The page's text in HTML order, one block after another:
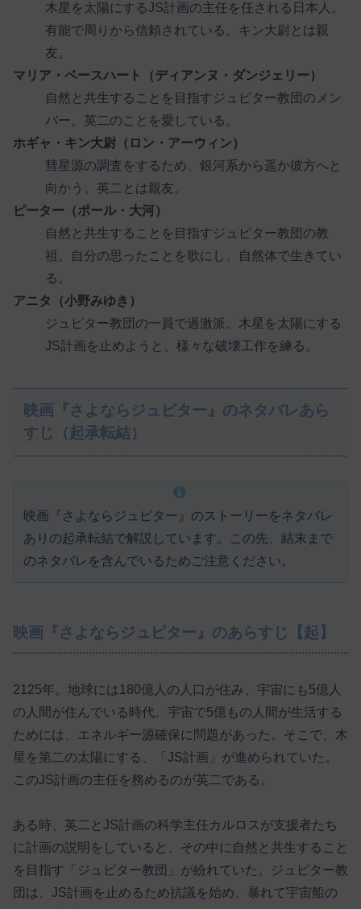
木星を太陽にするJS計画の主任を任される日本人。
有能で周りから信頼されている。キン大尉とは親
友。
マリア・ベースハート（ディアンヌ・ダンジェリー）
自然と共生することを目指すジュピター教団のメン
バー。英二のことを愛している。
ホギャ・キン大尉（ロン・アーウィン）
彗星源の調査をするため、銀河系から遥か彼方へと
向かう。英二とは親友。
ピーター（ポール・大河）
自然と共生することを目指すジュピター教団の教
祖。自分の思ったことを歌にし、自然体で生きてい
る。
アニタ（小野みゆき）
ジュピター教団の一員で過激派。木星を太陽にする
JS計画を止めようと、様々な破壊工作を練る。
映画『さよならジュピター』のネタバレあら
すじ（起承転結）
映画『さよならジュピター』のストーリーをネタバレ
ありの起承転結で解説しています。この先、結末まで
のネタバレを含んでいるためご注意ください。
映画『さよならジュピター』のあらすじ【起】
2125年。地球には180億人の人口が住み、宇宙にも5億人
の人間が住んでいる時代。宇宙で5億もの人間が生活する
ためには、エネルギー源確保に問題があった。そこで、木
星を第二の太陽にする、「JS計画」が進められていた。
このJS計画の主任を務めるのが英二である。
ある時、英二とJS計画の科学主任カルロスが支援者たち
に計画の説明をしていると、その中に自然と共生すること
を目指す「ジュピター教団」が紛れていた。ジュピター教
団は、JS計画を止めるため抗議を始め、暴れて宇宙船の